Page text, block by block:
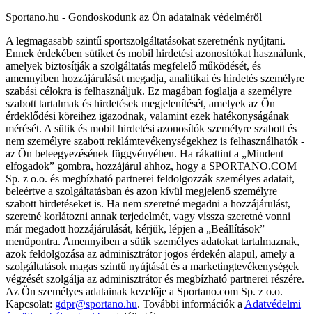
Sportano.hu - Gondoskodunk az Ön adatainak védelméről
A legmagasabb szintű sportszolgáltatásokat szeretnénk nyújtani.
Ennek érdekében sütiket és mobil hirdetési azonosítókat használunk,
amelyek biztosítják a szolgáltatás megfelelő működését, és
amennyiben hozzájárulását megadja, analitikai és hirdetés személyre
szabási célokra is felhasználjuk. Ez magában foglalja a személyre
szabott tartalmak és hirdetések megjelenítését, amelyek az Ön
érdeklődési köreihez igazodnak, valamint ezek hatékonyságának
mérését. A sütik és mobil hirdetési azonosítók személyre szabott és
nem személyre szabott reklámtevékenységekhez is felhasználhatók -
az Ön beleegyezésének függvényében. Ha rákattint a „Mindent
elfogadok” gombra, hozzájárul ahhoz, hogy a SPORTANO.COM
Sp. z o.o. és megbízható partnerei feldolgozzák személyes adatait,
beleértve a szolgáltatásban és azon kívül megjelenő személyre
szabott hirdetéseket is. Ha nem szeretné megadni a hozzájárulást,
szeretné korlátozni annak terjedelmét, vagy vissza szeretné vonni
már megadott hozzájárulását, kérjük, lépjen a „Beállítások”
menüpontra. Amennyiben a sütik személyes adatokat tartalmaznak,
azok feldolgozása az adminisztrátor jogos érdekén alapul, amely a
szolgáltatások magas szintű nyújtását és a marketingtevékenységek
végzését szolgálja az adminisztrátor és megbízható partnerei részére.
Az Ön személyes adatainak kezelője a Sportano.com Sp. z o.o.
Kapcsolat: gdpr@sportano.hu. További információk a Adatvédelmi